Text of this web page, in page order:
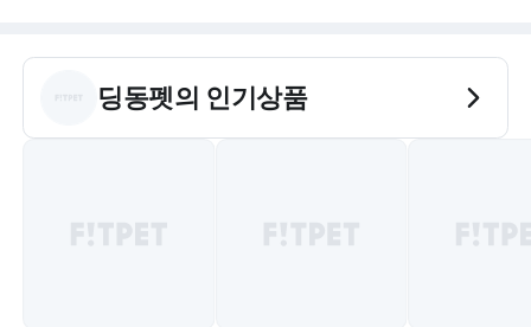
딩동펫의 인기상품